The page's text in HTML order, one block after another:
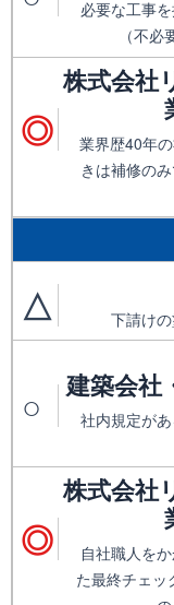
必要な工事
（不
株式会社
◎
業界歴40年
きは補修の
△ 下請け
建築会社
○
社内規定が
株式会社
◎
自社職人を
た最終チェッ